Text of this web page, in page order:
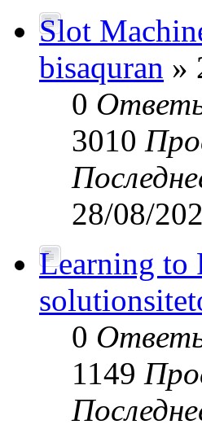
Slot
bisaquran »
0
3010
28/08/
Learning to
0
1149